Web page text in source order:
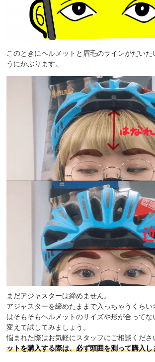
このときにヘルメットと眉毛のラインがだいた
うにかぶります。
まだアジャスターは締めません。
アジャスターを締めたままで入っちゃうくら
はそもそもヘルメットのサイズや形が合って
変えて試してみましょう。
悩まれた際はお気軽にスタッフにご相談くだ
ットを購入する際は、必ず頭囲を測って購入し